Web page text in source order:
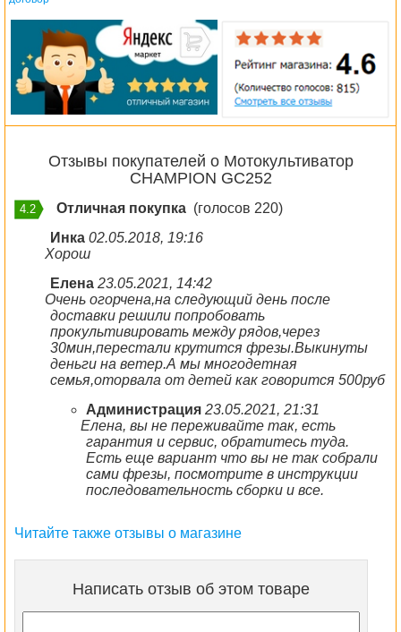
Отзывы покупателей о Мотокультиватор
CHAMPION GC252
4.2 Отличная покупка (голосов 220)
Инка 02.05.2018, 19:16
Хорош
Елена 23.05.2021, 14:42
Очень огорчена,на следующий день после
доставки решили попробовать
прокультивировать между рядов,через
30мин,перестали крутится фрезы.Выкинуты
деньги на ветер.А мы многодетная
семья,оторвала от детей как говорится 500руб
Администрация 23.05.2021, 21:31
Елена, вы не переживайте так, есть
гарантия и сервис, обратитесь туда.
Есть еще вариант что вы не так собрали
сами фрезы, посмотрите в инструкции
последовательность сборки и все.
Читайте также отзывы о магазине
Написать отзыв об этом товаре